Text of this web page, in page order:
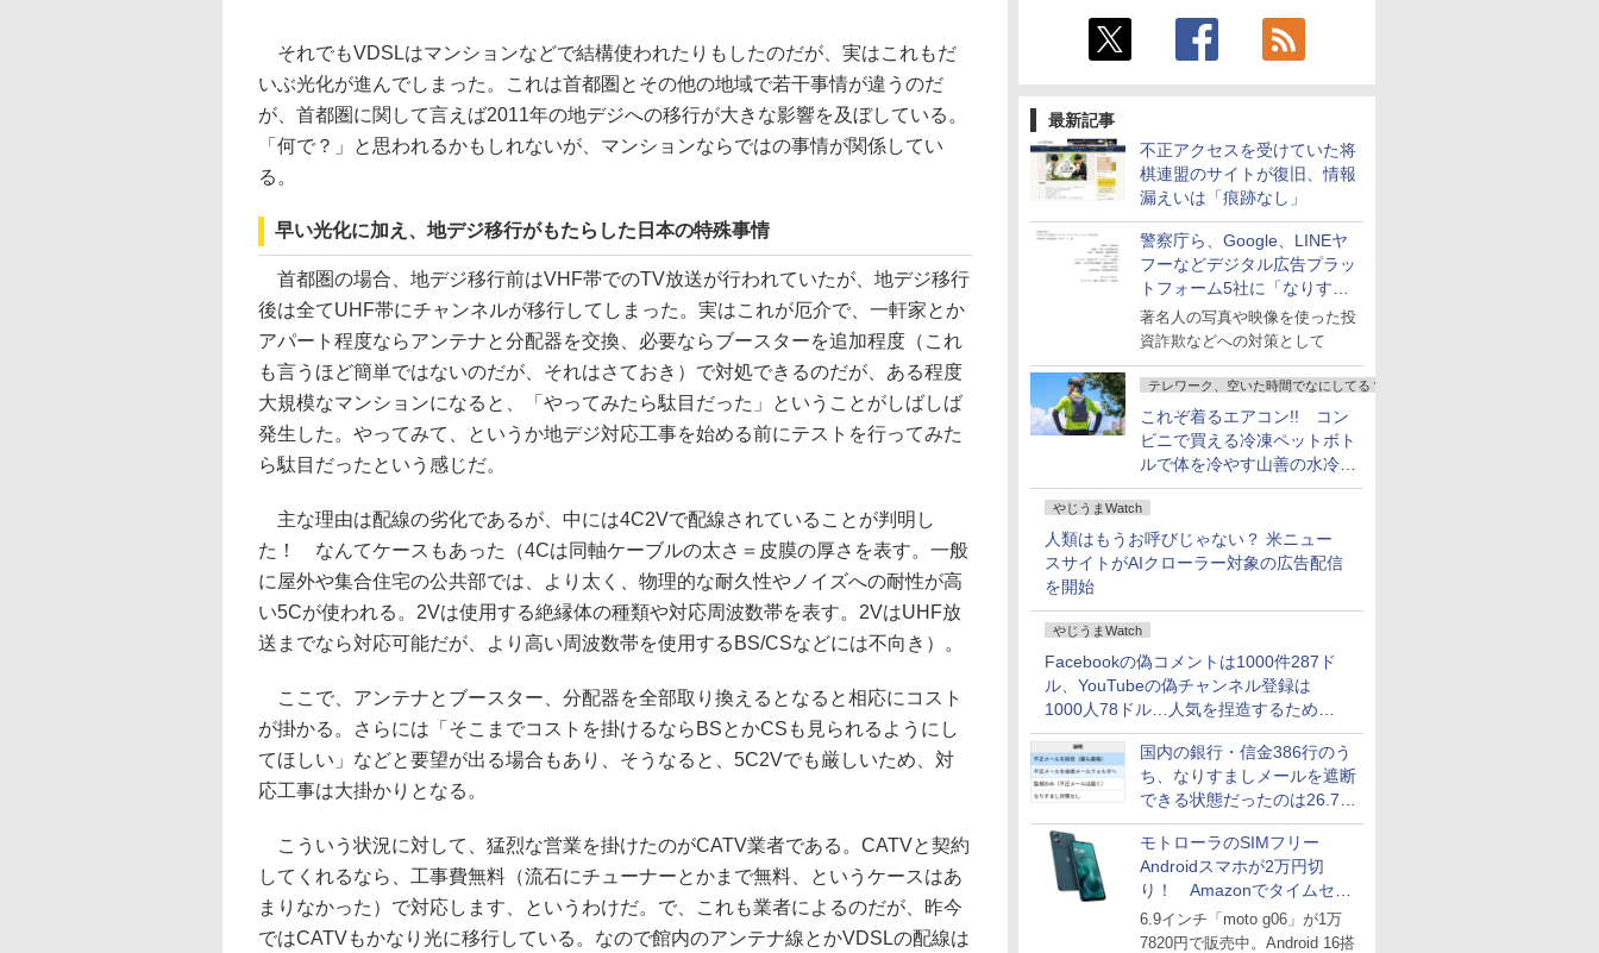
最新記事
不正アクセスを受けていた将
棋連盟のサイトが復旧、情報
漏えいは「痕跡なし」
警察庁ら、Google、LINEヤ
フーなどデジタル広告プラッ
トフォーム5社に「なりすま
し詐欺広告」対策強化を要請
著名人の写真や映像を使った投
資詐欺などへの対策として
テレワーク、空いた時間でなにしてる？
これぞ着るエアコン!! コン
ビニで買える冷凍ペットボト
ルで体を冷やす山善の水冷ベ
ストがロードバイクにちょう
どいい【ぼっち・ざ・ろー
ど！その14】
やじうまWatch
人類はもうお呼びじゃない？ 米ニュー
スサイトがAIクローラー対象の広告配信
を開始
やじうまWatch
Facebookの偽コメントは1000件287ド
ル、YouTubeの偽チャンネル登録は
1000人78ドル…人気を捏造するための
価格リストが公開中
国内の銀行・信金386行のう
ち、なりすましメールを遮断
できる状態だったのは26.7％
にとどまる～GMOブランド
セキュリティ調査
モトローラのSIMフリー
Androidスマホが2万円切
り！ Amazonでタイムセー
ル
6.9インチ「moto g06」が1万
7820円で販売中。Android 16搭
それでもVDSLはマンションなどで結構使われたりもしたのだが、実はこれもだ
いぶ光化が進んでしまった。これは首都圏とその他の地域で若干事情が違うのだ
が、首都圏に関して言えば2011年の地デジへの移行が大きな影響を及ぼしている。
「何で？」と思われるかもしれないが、マンションならではの事情が関係してい
る。
早い光化に加え、地デジ移行がもたらした日本の特殊事情
首都圏の場合、地デジ移行前はVHF帯でのTV放送が行われていたが、地デジ移行
後は全てUHF帯にチャンネルが移行してしまった。実はこれが厄介で、一軒家とか
アパート程度ならアンテナと分配器を交換、必要ならブースターを追加程度（これ
も言うほど簡単ではないのだが、それはさておき）で対処できるのだが、ある程度
大規模なマンションになると、「やってみたら駄目だった」ということがしばしば
発生した。やってみて、というか地デジ対応工事を始める前にテストを行ってみた
ら駄目だったという感じだ。
主な理由は配線の劣化であるが、中には4C2Vで配線されていることが判明し
た！ なんてケースもあった（4Cは同軸ケーブルの太さ＝皮膜の厚さを表す。一般
に屋外や集合住宅の公共部では、より太く、物理的な耐久性やノイズへの耐性が高
い5Cが使われる。2Vは使用する絶縁体の種類や対応周波数帯を表す。2VはUHF放
送までなら対応可能だが、より高い周波数帯を使用するBS/CSなどには不向き）。
ここで、アンテナとブースター、分配器を全部取り換えるとなると相応にコスト
が掛かる。さらには「そこまでコストを掛けるならBSとかCSも見られるようにし
てほしい」などと要望が出る場合もあり、そうなると、5C2Vでも厳しいため、対
応工事は大掛かりとなる。
こういう状況に対して、猛烈な営業を掛けたのがCATV業者である。CATVと契約
してくれるなら、工事費無料（流石にチューナーとかまで無料、というケースはあ
まりなかった）で対応します、というわけだ。で、これも業者によるのだが、昨今
ではCATVもかなり光に移行している。なので館内のアンテナ線とかVDSLの配線は